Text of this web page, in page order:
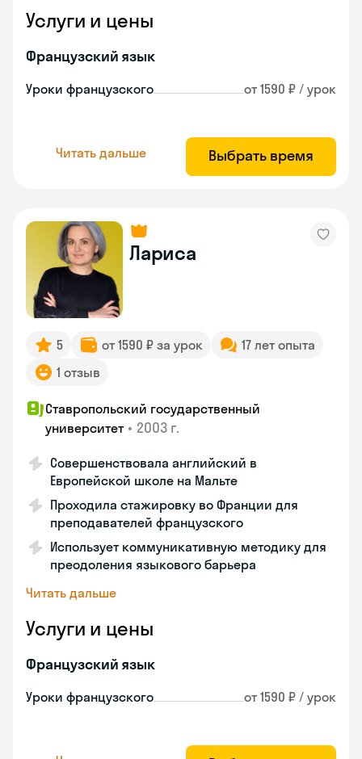
Услуги и цены
Французский язык
Уроки французского от 1590 ₽ / урок
Читать дальше Выбрать время
Лариса
5 от 1590 ₽ за урок
17 лет опыта
1 отзыв
Ставропольский государственный
университет • 2003 г.
Совершенствовала английский в
Европейской школе на Мальте
Проходила стажировку во Франции для
преподавателей французского
Использует коммуникативную методику для
преодоления языкового барьера
Читать дальше
Услуги и цены
Французский язык
Уроки французского от 1590 ₽ / урок